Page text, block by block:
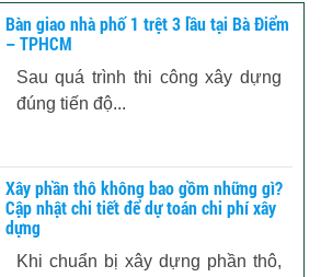
Bàn giao nhà phố 1 trệt 3 lầu tại Bà Điểm
– TPHCM
Sau quá trình thi công xây dựng
đúng tiến độ...
Xây phần thô không bao gồm những gì?
Cập nhật chi tiết để dự toán chi phí xây
dựng
Khi chuẩn bị xây dựng phần thô,